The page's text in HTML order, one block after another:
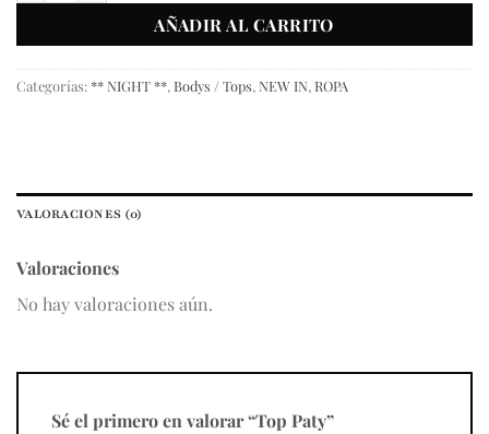
AÑADIR AL CARRITO
Categorías: ** NIGHT **, Bodys / Tops, NEW IN, ROPA
VALORACIONES (0)
Valoraciones
No hay valoraciones aún.
Sé el primero en valorar “Top Paty”